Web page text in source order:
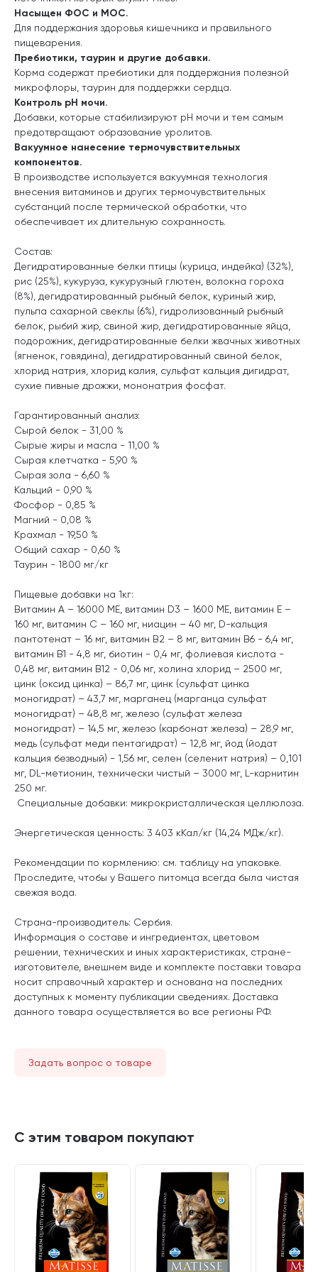
Насыщен ФОС и МОС.
Для поддержания здоровья кишечника и правильного
пищеварения.
Пребиотики, таурин и другие добавки.
Корма содержат пребиотики для поддержания полезной
микрофлоры, таурин для поддержки сердца.
Контроль pH мочи.
Добавки, которые стабилизируют pH мочи и тем самым
предотвращают образование уролитов.
Вакуумное нанесение термочувствительных
компонентов.
В производстве используется вакуумная технология
внесения витаминов и других термочувствительных
субстанций после термической обработки, что
обеспечивает их длительную сохранность.
Состав:
Дегидратированные белки птицы (курица, индейка) (32%),
рис (25%), кукуруза, кукурузный глютен, волокна гороха
(8%), дегидратированный рыбный белок, куриный жир,
пульпа сахарной свеклы (6%), гидролизованный рыбный
белок, рыбий жир, свиной жир, дегидратированные яйца,
подорожник, дегидратированные белки жвачных животных
(ягненок, говядина), дегидратированный свиной белок,
хлорид натрия, хлорид калия, сульфат кальция дигидрат,
сухие пивные дрожжи, мононатрия фосфат.
Гарантированный анализ:
Сырой белок - 31,00 %
Сырые жиры и масла - 11,00 %
Сырая клетчатка - 5,90 %
Сырая зола - 6,60 %
Кальций - 0,90 %
Фосфор - 0,85 %
Магний - 0,08 %
Крахмал - 19,50 %
Общий сахар - 0,60 %
Таурин - 1800 мг/кг
Пищевые добавки на 1кг:
Витамин A – 16000 МЕ, витамин D3 – 1600 МЕ, витамин E –
160 мг, витамин C – 160 мг, ниацин – 40 мг, D-кальция
пантотенат – 16 мг, витамин B2 – 8 мг, витамин B6 - 6,4 мг,
витамин B1 - 4,8 мг, биотин - 0,4 мг, фолиевая кислота -
0,48 мг, витамин В12 - 0,06 мг, холина хлорид – 2500 мг,
цинк (оксид цинка) – 86,7 мг, цинк (сульфат цинка
моногидрат) – 43,7 мг, марганец (марганца сульфат
моногидрат) – 48,8 мг, железо (сульфат железа
моногидрат) – 14,5 мг, железо (карбонат железа) – 28,9 мг,
медь (сульфат меди пентагидрат) – 12,8 мг, йод (йодат
кальция безводный) - 1,56 мг, селен (селенит натрия) – 0,101
мг, DL-метионин, технически чистый – 3000 мг, L-карнитин
250 мг.
Специальные добавки: микрокристаллическая целлюлоза.
Энергетическая ценность: 3 403 кКал/кг (14,24 МДж/кг).
Рекомендации по кормлению: см. таблицу на упаковке.
Проследите, чтобы у Вашего питомца всегда была чистая
свежая вода.
Страна-производитель: Сербия.
Информация о составе и ингредиентах, цветовом
решении, технических и иных характеристиках, стране-
изготовителе, внешнем виде и комплекте поставки товара
носит справочный характер и основана на последних
доступных к моменту публикации сведениях. Доставка
данного товара осуществляется во все регионы РФ.
Задать вопрос о товаре
С этим товаром покупают